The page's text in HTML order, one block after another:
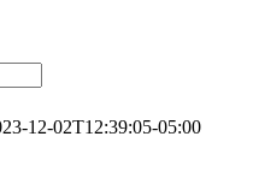
12-02T12:39:05-05:00